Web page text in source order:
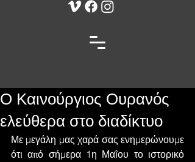
Ο Καινούργιος Ουρανός
ελεύθερα στο διαδίκτυο
Με μεγάλη μας χαρά σας ενημερώνουμε
ότι από σήμερα 1η Μαΐου το ιστορικό